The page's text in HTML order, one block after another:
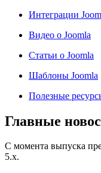
Интеграции
Видео о Joomla
Статьи о Joomla
Шаблоны Joomla
Полезные
Главные
С момента выпуска
5.x.